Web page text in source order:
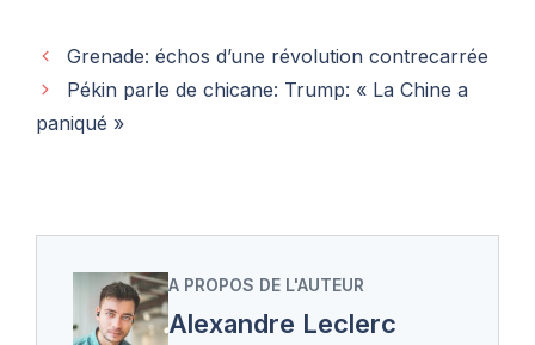
Grenade: échos d’une révolution contrecarrée
Pékin parle de chicane: Trump: « La Chine a
paniqué »
A PROPOS DE L'AUTEUR
Alexandre Leclerc